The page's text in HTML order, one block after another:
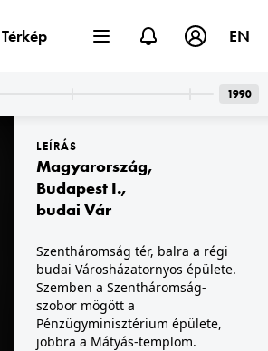
1935 · Örvényes
Szent Imre utca, a Pécsely-patak feletti kőhídon Nepomuki Szent János szobra, háttérben a vízimalom (később Malommúzeum).
LEÍRÁS
Magyarország,
Budapest I.,
budai Vár
Szentháromság tér, balra a régi
budai Városházatornyos épülete.
Szemben a Szentháromság-
szobor mögött a
Pénzügyminisztérium épülete,
jobbra a Mátyás-templom.
Térkép EN
1990